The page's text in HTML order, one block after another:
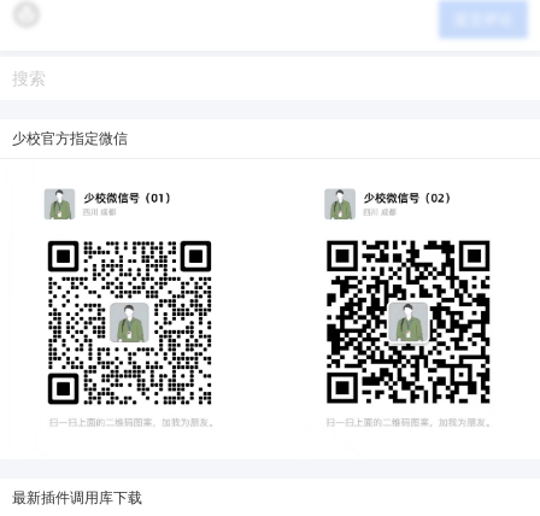
少校官方指定微信
最新插件调用库下载